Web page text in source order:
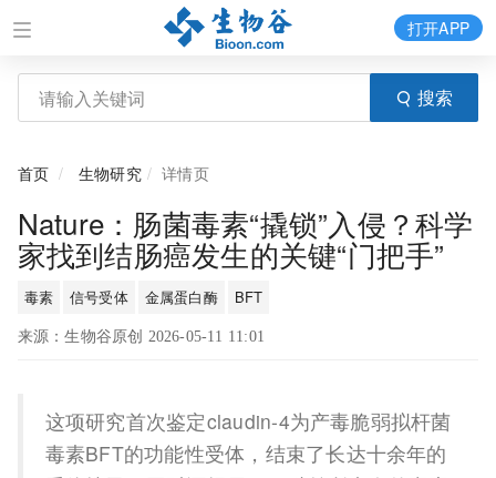
搜索
打开APP
首页 生物研究 详情页
Nature：肠菌毒素“撬锁”入侵？科学
家找到结肠癌发生的关键“门把手”
毒素 信号受体 金属蛋白酶 BFT
来源：生物谷原创 2026-05-11 11:01
这项研究首次鉴定claudin-4为产毒脆弱拟杆菌
毒素BFT的功能性受体，结束了长达十余年的